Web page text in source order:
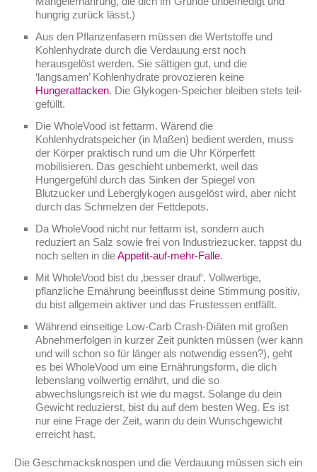
hungrig zurück lässt.)
Aus den Pflanzenfasern müssen die Wertstoffe und
Kohlenhydrate durch die Verdauung erst noch
herausgelöst werden. Sie sättigen gut, und die
‘langsamen’ Kohlenhydrate provozieren keine
Hungerattacken. Die Glykogen-Speicher bleiben stets teil-
gefüllt.
Die WholeVood ist fettarm. Wärend die
Kohlenhydratspeicher (in Maßen) bedient werden, muss
der Körper praktisch rund um die Uhr Körperfett
mobilisieren. Das geschieht unbemerkt, weil das
Hungergefühl durch das Sinken der Spiegel von
Blutzucker und Leberglykogen ausgelöst wird, aber nicht
durch das Schmelzen der Fettdepots.
Da WholeVood nicht nur fettarm ist, sondern auch
reduziert an Salz sowie frei von Industriezucker, tappst du
noch selten in dieAppetit-auf-mehr-Falle.
Mit WholeVood bist du ‚besser drauf‘. Vollwertige,
pflanzliche Ernährung beeinflusst deine Stimmung positiv,
du bist allgemein aktiver und das Frustessen entfällt.
Während einseitige Low-Carb Crash-Diäten mit großen
Abnehmerfolgen in kurzer Zeit punkten müssen (wer kann
und will schon so für länger als notwendig essen?), geht
es bei WholeVood um eine Ernährungsform, die dich
lebenslang vollwertig ernährt, und die so
abwechslungsreich ist wie du magst. Solange du dein
Gewicht reduzierst, bist du auf dem besten Weg. Es ist
nur eine Frage der Zeit, wann du dein Wunschgewicht
erreicht hast.
Die Geschmacksknospen und die Verdauung müssen sich ein